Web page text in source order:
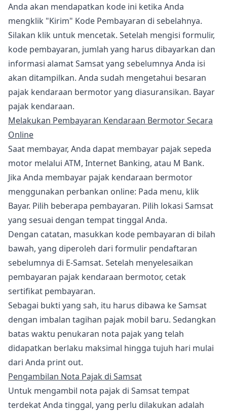
Anda akan mendapatkan kode ini ketika Anda
mengklik "Kirim" Kode Pembayaran di sebelahnya.
Silakan klik untuk mencetak. Setelah mengisi formulir,
kode pembayaran, jumlah yang harus dibayarkan dan
informasi alamat Samsat yang sebelumnya Anda isi
akan ditampilkan. Anda sudah mengetahui besaran
pajak kendaraan bermotor yang diasuransikan. Bayar
pajak kendaraan.
Melakukan Pembayaran Kendaraan Bermotor Secara
Online
Saat membayar, Anda dapat membayar pajak sepeda
motor melalui ATM, Internet Banking, atau M Bank.
Jika Anda membayar pajak kendaraan bermotor
menggunakan perbankan online: Pada menu, klik
Bayar. Pilih beberapa pembayaran. Pilih lokasi Samsat
yang sesuai dengan tempat tinggal Anda.
Dengan catatan, masukkan kode pembayaran di bilah
bawah, yang diperoleh dari formulir pendaftaran
sebelumnya di E-Samsat. Setelah menyelesaikan
pembayaran pajak kendaraan bermotor, cetak
sertifikat pembayaran.
Sebagai bukti yang sah, itu harus dibawa ke Samsat
dengan imbalan tagihan pajak mobil baru. Sedangkan
batas waktu penukaran nota pajak yang telah
didapatkan berlaku maksimal hingga tujuh hari mulai
dari Anda print out.
Pengambilan Nota Pajak di Samsat
Untuk mengambil nota pajak di Samsat tempat
terdekat Anda tinggal, yang perlu dilakukan adalah